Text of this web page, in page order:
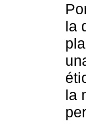
la
la